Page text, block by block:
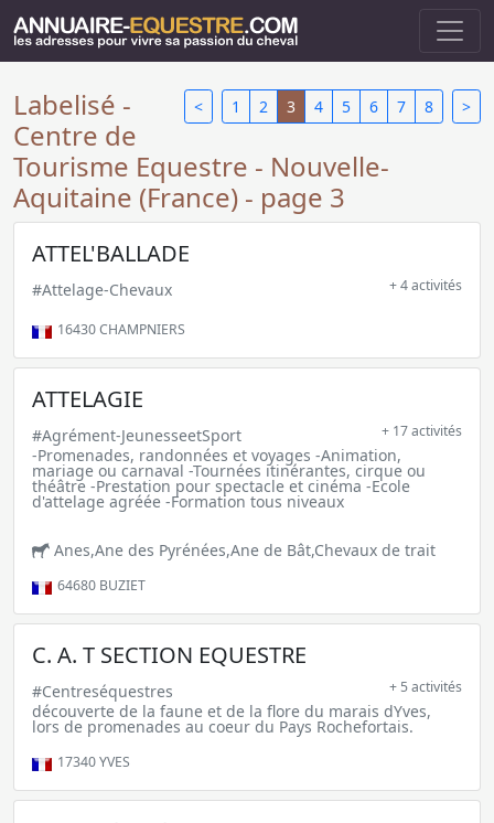
< 1 2 3 4 5 6 7 8 >
Labelisé -
Centre de
Tourisme Equestre - Nouvelle-
Aquitaine (France) - page 3
ATTEL'BALLADE
#Attelage-Chevaux + 4 activités
16430CHAMPNIERS
ATTELAGIE
#Agrément-JeunesseetSport + 17 activités
-Promenades, randonnées et voyages -Animation,
mariage ou carnaval -Tournées itinérantes, cirque ou
théâtre -Prestation pour spectacle et cinéma -Ecole
d'attelage agréée -Formation tous niveaux
Anes,Ane des Pyrénées,Ane de Bât,Chevaux de trait
64680 BUZIET
C. A. T SECTION EQUESTRE
#Centreséquestres + 5 activités
découverte de la faune et de la flore du marais dYves,
lors de promenades au coeur du Pays Rochefortais.
17340YVES